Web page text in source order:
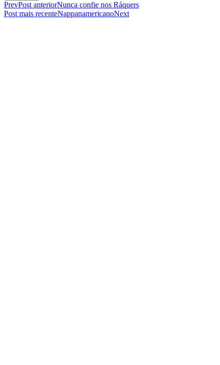
PrevPost anteriorNunca confie nos Ráquers
Post mais recenteNappanamericanoNext